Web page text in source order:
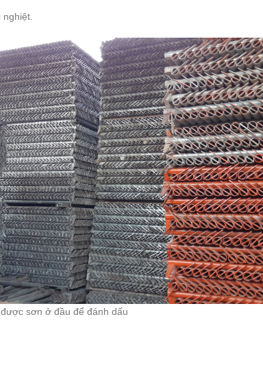
nghiệt.
sơn ở đầu để đánh dấu